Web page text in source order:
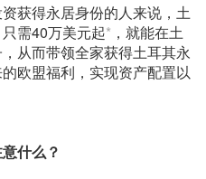
获得永居身份的人来说，土
需40万美元起* ，就能在土
从而带领全家获得土耳其永
欧盟福利，实现资产配置以
什么？